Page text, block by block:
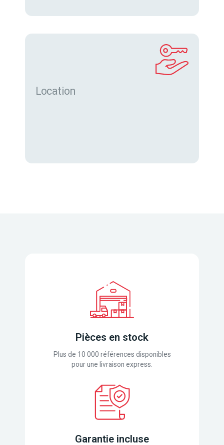
Location
Pièces en stock
Plus de 10 000 références disponibles
pour une livraison express.
Garantie incluse